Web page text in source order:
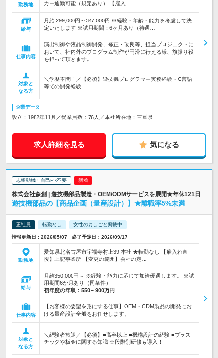
勤務地
カー通勤可能（規定あり） 【雇入…
給与
月給 299,000円～347,000円 ※経験・年齢・能力を考慮して決
定いたします ※試用期間：6ヶ月あり（待遇…
仕事内容
演出制御や液晶制御開発、修正・改良等、担当プロジェクトに
おいて、社内外のプログラム制作が円滑に行える様、旗振り役
を担って頂きます。
対象と
なる方
＼学歴不問！／【必須】遊技機プログラマー実務経験・C言語
等での開発経験
企業データ
設立：1982年11月／従業員数：76人／本社所在地：三重県
求人詳細を見る 気になる
志望動機・自己PR不要
株式会社森創 | 遊技機部品製造・OEM/ODMサービスを展開★年休121日
遊技機部品の【商品企画（量産設計）】★離職率5%未満
正社員 転勤なし 女性のおしごと掲載中
情報更新日：2026/05/07 終了予定日：2026/09/17
勤務地
愛知県北名古屋市宇福寺村上39 本社 ★転勤なし 【雇入れ直
後】上記事業所 【変更の範囲】会社の定…
給与
月給350,000円～ ※経験・能力に応じて加給優遇します。 ※試
用期間6か月あり（同条件）
初年度の年収： 550～900万円
仕事内容
【お客様の要望を形にする仕事】OEM・ODM製品の開発にお
ける量産設計全般をお任せします。
対象と
なる方
＼経験者歓迎／【必須】■高卒以上 ■機構設計の経験 ■プラス
チックや板金に関する知識 ☆段階別研修も導入！